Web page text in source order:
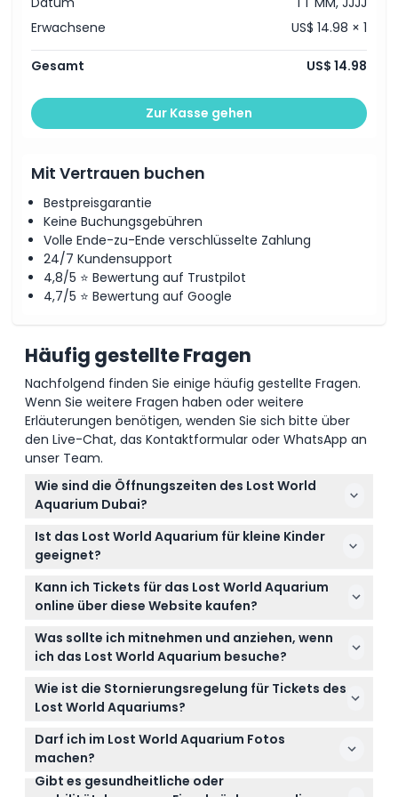
Erwachsene
US$ 14.98 × 1
Gesamt US$ 14.98
Zur Kasse gehen
Mit Vertrauen buchen
Bestpreisgarantie
Keine Buchungsgebühren
Volle Ende-zu-Ende verschlüsselte Zahlung
24/7 Kundensupport
4,8/5 ⭐ Bewertung auf Trustpilot
4,7/5 ⭐ Bewertung auf Google
Häufig gestellte Fragen
Nachfolgend finden Sie einige häufig gestellte Fragen.
Wenn Sie weitere Fragen haben oder weitere
Erläuterungen benötigen, wenden Sie sich bitte über
den Live-Chat, das Kontaktformular oder WhatsApp an
unser Team.
Wie sind die Öffnungszeiten des Lost World
Aquarium Dubai?
Das Lost World Aquarium ist täglich von 10:00 bis
21:00 Uhr geöffnet, der letzte Einlass ist um 20:30
Uhr (Änderungen vorbehalten – bitte bestätigen Sie
die Zeiten bei der Buchung).
Ist das Lost World Aquarium für kleine Kinder
geeignet?
Das Aquarium heißt Kinder ab 3 Jahren willkommen,
Kinder unter 7 Jahren oder unter 1,2 Metern Größe
Erwachsenen begleitet werden.
Kann ich Tickets für das Lost World Aquarium
online über diese Website kaufen?
Ja! Sie können Ihre Tickets hier online buchen und
Ihr bevorzugtes Datum sowie die bevorzugte
Uhrzeit für den Einlass auswählen.
Was sollte ich mitnehmen und anziehen, wenn
ich das Lost World Aquarium besuche?
Tragen Sie bequeme Kleidung und Schuhe zum
Herumlaufen, vermeiden Sie hohe Absätze oder
rutschige Schuhe, und denken Sie an eine leichte
Jacke, da die Innenbereiche klimatisiert sind.
Wie ist die Stornierungsregelung für Tickets des
Lost World Aquariums?
Tickets sind nicht erstattungsfähig, und es gibt
keine Rückerstattung bei Nichterscheinen;
haben eigene Stornierungsbedingungen.
Darf ich im Lost World Aquarium Fotos
machen?
Fotografieren ist im gesamten Aquarium erlaubt,
Gibt es gesundheitliche oder